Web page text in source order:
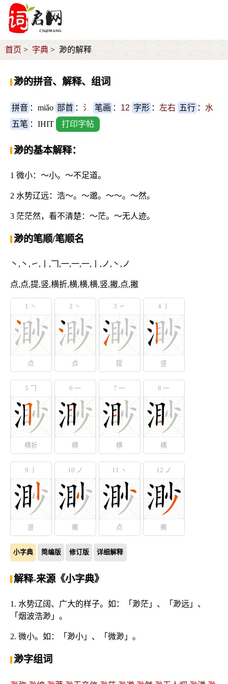
首页 字典 渺的解释
渺的拼音、解释、组词
拼音 ：miǎo 部首 ： 氵 笔画 ： 12 字形 ： 左右 五行 ： 水
五笔 ：IHIT 打印字帖
渺的基本解释：
1 微小：～小。～不足道。
2 水势辽远：浩～。～邈。～～。～然。
3 茫茫然，看不清楚：～茫。～无人迹。
渺的笔顺/笔顺名
丶,丶,㇀,丨,𠃍,一,一,一,丨,ノ,丶,ノ
点,点,提,竖,横折,横,横,横,竖,撇,点,撇
1 丶
点
2 丶
点
3 ㇀
提
4 丨
竖
5 𠃍
横折
6 一
横
7 一
横
8 一
横
9 丨
竖
10 ノ
撇
11 丶
点
12 ノ
撇
小字典 简编版 修订版 详细解释
解释-来源《小字典》
1. 水势辽阔、广大的样子。如：「渺茫」、「渺远」、
「烟波浩渺」。
2. 微小。如：「渺小」、「微渺」。
渺字组词